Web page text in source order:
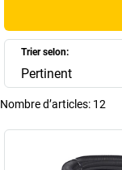
+Afficher plus
Trier selon:
Pertinent
Nombre d’articles: 12